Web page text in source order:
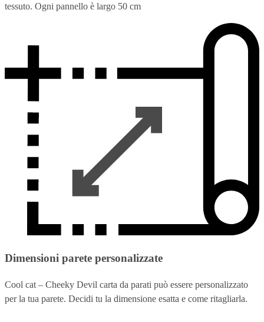
tessuto. Ogni pannello è largo 50 cm
Dimensioni parete personalizzate
Cool cat – Cheeky Devil carta da parati può essere personalizzato
per la tua parete. Decidi tu la dimensione esatta e come ritagliarla.